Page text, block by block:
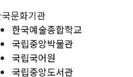
문화기관
한국예술종합학교
국립중앙박물관
국립국어원
국립중앙도서관